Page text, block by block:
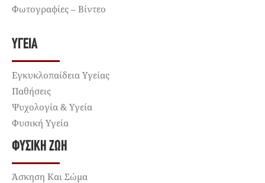
Φωτογραφίες – Βίντεο
ΥΓΕΊΑ
Εγκυκλοπαίδεια Υγείας
Παθήσεις
Ψυχολογία & Υγεία
Φυσική Υγεία
ΦΥΣΙΚΉ ΖΩΉ
Άσκηση Και Σώμα